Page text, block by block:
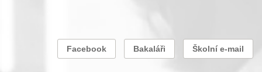
Facebook Bakaláři Školní e-mail